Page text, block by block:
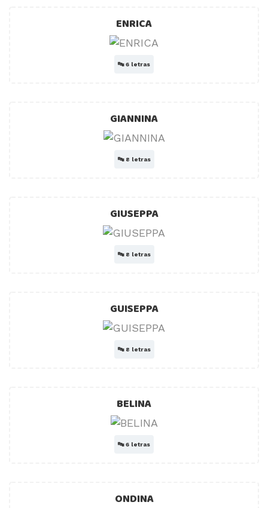
ENRICA
🔤6 letras
GIANNINA
🔤 8 letras
GIUSEPPA
🔤 8 letras
GUISEPPA
🔤 8 letras
BELINA
🔤6 letras
ONDINA